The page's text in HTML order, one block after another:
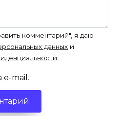
комментарий", я даю
данных и
.
e-mail.